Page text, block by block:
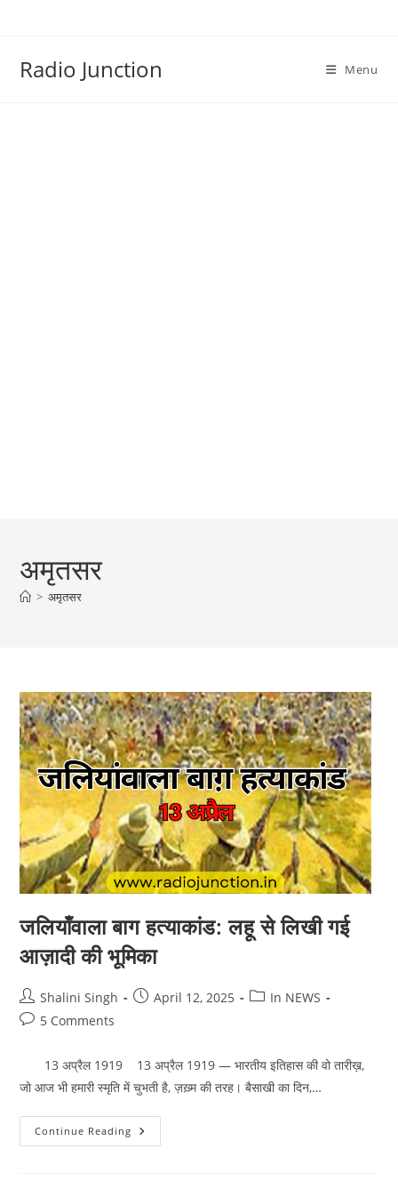
Radio Junction Menu
अमृतसर
> अमृतसर
जलियाँवाला बाग हत्याकांड: लहू से लिखी गई
आज़ादी की भूमिका
Post
author:
Shalini Singh
PostApril 12, 2025
PostIn NEWS
Post5 Comments
13 अप्रैल 1919 13 अप्रैल 1919 — भारतीय इतिहास की वो तारीख़,
जो आज भी हमारी स्मृति में चुभती है, ज़ख़्म की तरह। बैसाखी का दिन,…
Continue Reading जलियाँवाला
बाग